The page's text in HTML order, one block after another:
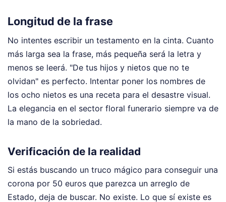
Longitud de la frase
No intentes escribir un testamento en la cinta. Cuanto
más larga sea la frase, más pequeña será la letra y
menos se leerá. "De tus hijos y nietos que no te
olvidan" es perfecto. Intentar poner los nombres de
los ocho nietos es una receta para el desastre visual.
La elegancia en el sector floral funerario siempre va de
la mano de la sobriedad.
Verificación de la realidad
Si estás buscando un truco mágico para conseguir una
corona por 50 euros que parezca un arreglo de
Estado, deja de buscar. No existe. Lo que sí existe es